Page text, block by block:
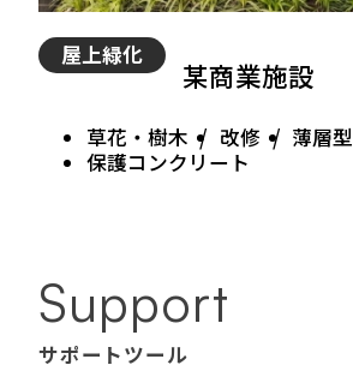
屋上緑化
某商業施設
草花・樹木 改修 薄層型
保護コンクリート
Support
サポートツール